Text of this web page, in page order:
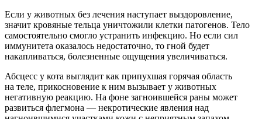
Если у животных без лечения наступает выздоровление,
значит кровяные тельца уничтожили клетки патогенов. Тело
самостоятельно смогло устранить инфекцию. Но если сил
иммунитета оказалось недостаточно, то гной будет
накапливаться, болезненные ощущения увеличиваться.
Абсцесс у кота выглядит как припухшая горячая область
на теле, прикосновение к ним вызывает у животных
негативную реакцию. На фоне загноившейся раны может
развиться флегмона — некротические явления над